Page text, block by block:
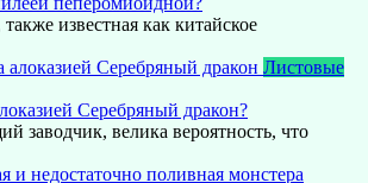
известная как китайское
Листовые
Серебряный дракон?
заводчик, велика вероятность, что